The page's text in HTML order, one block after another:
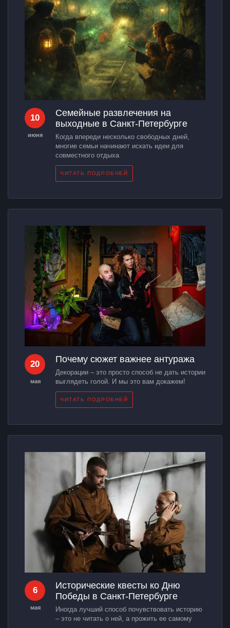
10
июня
Семейные развлечения на
выходные в Санкт-Петербурге
Когда впереди несколько свободных дней,
многие семьи начинают искать идеи для
совместного отдыха
ЧИТАТЬ ПОДРОБНЕЙ
20
мая
Почему сюжет важнее антуража
Декорации – это просто способ не дать истории
выглядеть голой. И мы это вам докажем!
ЧИТАТЬ ПОДРОБНЕЙ
6
мая
Исторические квесты ко Дню
Победы в Санкт-Петербурге
Иногда лучший способ почувствовать историю
– это не читать о ней, а прожить ее самому